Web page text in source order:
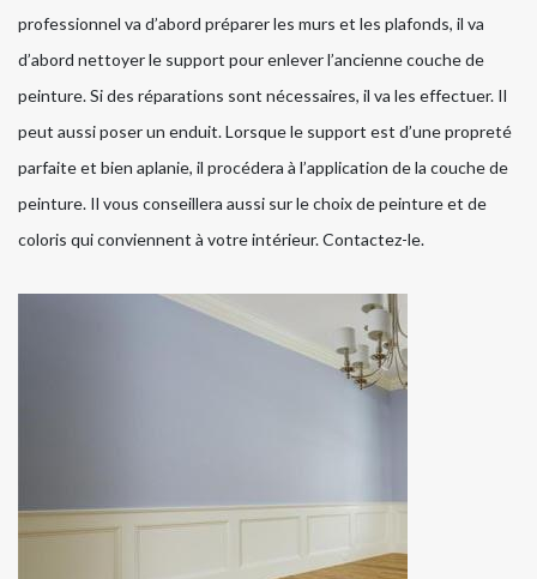
professionnel va d’abord préparer les murs et les plafonds, il va
d’abord nettoyer le support pour enlever l’ancienne couche de
peinture. Si des réparations sont nécessaires, il va les effectuer. Il
peut aussi poser un enduit. Lorsque le support est d’une propreté
parfaite et bien aplanie, il procédera à l’application de la couche de
peinture. Il vous conseillera aussi sur le choix de peinture et de
coloris qui conviennent à votre intérieur. Contactez-le.